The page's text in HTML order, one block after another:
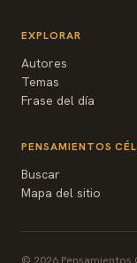
EXPLORAR
Autores
Temas
Frase del día
PENSAMIENTOS
Buscar
Mapa del sitio
© 2026 Pensamientos